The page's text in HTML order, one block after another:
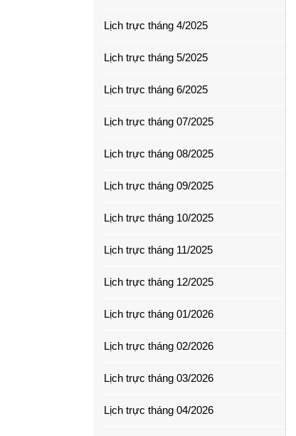
Lịch trực tháng 4/2025
Lịch trực tháng 5/2025
Lịch trực tháng 6/2025
Lịch trực tháng 07/2025
Lịch trực tháng 08/2025
Lịch trực tháng 09/2025
Lịch trực tháng 10/2025
Lịch trực tháng 11/2025
Lịch trực tháng 12/2025
Lịch trực tháng 01/2026
Lịch trực tháng 02/2026
Lịch trực tháng 03/2026
Lịch trực tháng 04/2026